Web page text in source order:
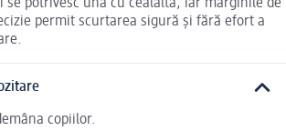
se potrivesc una cu cealaltă, iar marginile de
permit scurtarea sigură și fără efort a
copiilor.